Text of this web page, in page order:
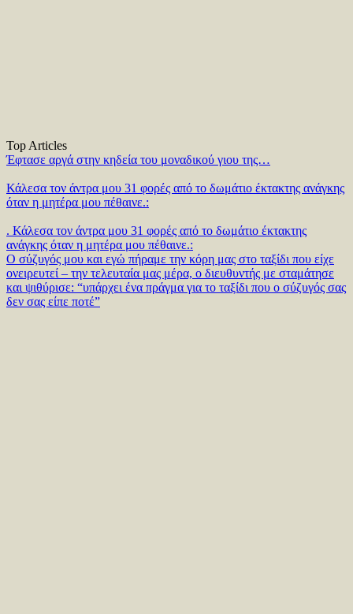
Top Articles
Έφτασε αργά στην κηδεία του μοναδικού γιου της…
Κάλεσα τον άντρα μου 31 φορές από το δωμάτιο έκτακτης ανάγκης
όταν η μητέρα μου πέθαινε.:
. Κάλεσα τον άντρα μου 31 φορές από το δωμάτιο έκτακτης
ανάγκης όταν η μητέρα μου πέθαινε.:
Ο σύζυγός μου και εγώ πήραμε την κόρη μας στο ταξίδι που είχε
ονειρευτεί – την τελευταία μας μέρα, ο διευθυντής με σταμάτησε
και ψιθύρισε: “υπάρχει ένα πράγμα για το ταξίδι που ο σύζυγός σας
δεν σας είπε ποτέ”